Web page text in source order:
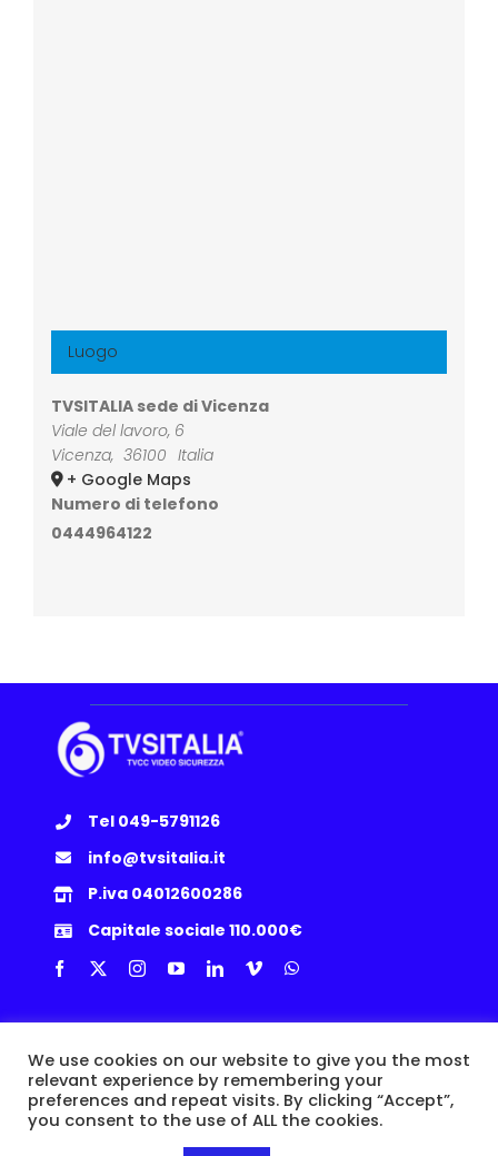
Luogo
TVSITALIA sede di Vicenza
Viale del lavoro, 6
Vicenza, 36100 Italia
+ Google Maps
Numero di telefono
0444964122
Tel 049-5791126
info@tvsitalia.it
P.iva 04012600286
Capitale sociale 110.000€
Privacy Policy|Cookie |Termini e Condizioni |Politica Resi
We use cookies on our website to give you the most
relevant experience by remembering your
preferences and repeat visits. By clicking “Accept”,
you consent to the use of ALL the cookies.